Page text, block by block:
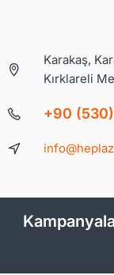
Karakaş,
Kırklareli
+90